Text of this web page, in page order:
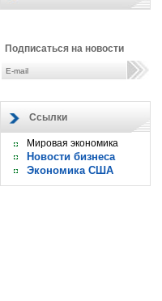
Подписаться на новости
Ссылки
Мировая экономика
Новости бизнеса
Экономика США